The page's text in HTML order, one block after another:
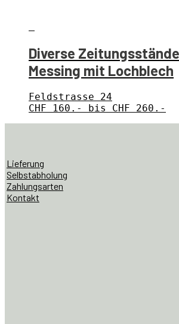
Diverse
Messing mit Lochblech
Feldstrasse 24
CHF 160.- bis CHF 260.-
Lieferung
Selbstabholung
Zahlungsarten
Kontakt